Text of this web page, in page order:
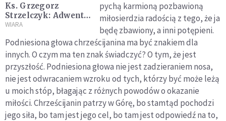
Ks. Grzegorz
Strzelczyk: Adwent
to dostrzeganie
człowieku
WIARA
pychą karmioną pozbawioną
miłosierdzia radością z tego, że ja
będę zbawiony, a inni potępieni.
Podniesiona głowa chrześcijanina ma być znakiem dla
innych. O czym ma ten znak świadczyć? O tym, że jest
przyszłość. Podniesiona głowa nie jest zadzieraniem nosa,
nie jest odwracaniem wzroku od tych, którzy być może leżą
u moich stóp, błagając z różnych powodów o okazanie
miłości. Chrześcijanin patrzy w Górę, bo stamtąd pochodzi
jego siła, bo tam jest jego cel, bo tam jest odpowiedź na to,